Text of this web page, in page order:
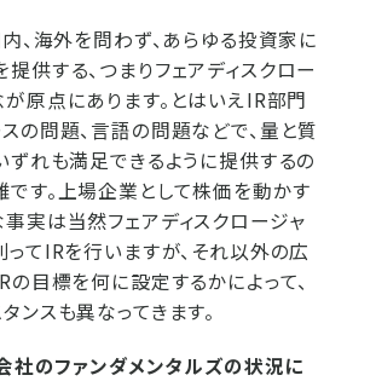
、海外を問わず、あらゆる投資家に
供する、つまりフェアディスクロー
原点にあります。とはいえIR部門
の問題、言語の問題などで、量と質
ずれも満足できるように提供するの
す。上場企業として株価を動かす
実は当然フェアディスクロージャ
てIRを行いますが、それ以外の広
目標を何に設定するかによって、
ンスも異なってきます。
会社のファンダメンタルズの状況に